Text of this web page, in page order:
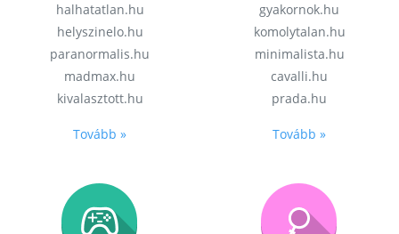
halhatatlan.hu
helyszinelo.hu
paranormalis.hu
madmax.hu
kivalasztott.hu
Tovább »
gyakornok.hu
komolytalan.hu
minimalista.hu
cavalli.hu
prada.hu
Tovább »